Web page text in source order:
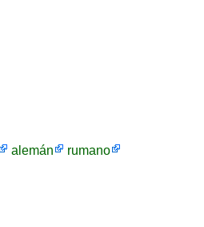
alemán
rumano